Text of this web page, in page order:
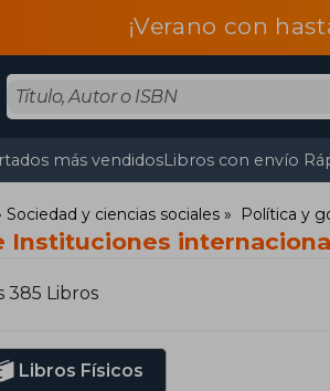
¡Verano con
más vendidosLibros con envío
Sociedad y ciencias sociales Política y
Instituciones
385 Libros
Libros Físicos